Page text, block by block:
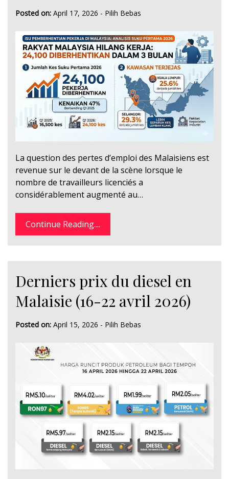
Posted on: April 17, 2026 - Pilih Bebas
La question des pertes d’emploi des Malaisiens est
revenue sur le devant de la scène lorsque le
nombre de travailleurs licenciés a
considérablement augmenté au…
Continue Reading....
Derniers prix du diesel en
Malaisie (16-22 avril 2026)
Posted on: April 15, 2026 - Pilih Bebas